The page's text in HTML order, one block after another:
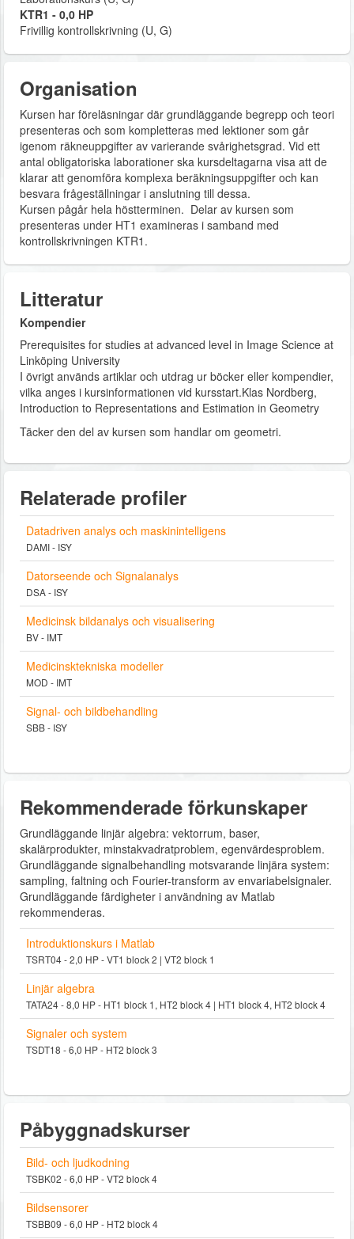
KTR1 - 0,0 HP
Frivillig kontrollskrivning (U, G)
Organisation
Kursen har föreläsningar där grundläggande begrepp och teori
presenteras och som kompletteras med lektioner som går
igenom räkneuppgifter av varierande svårighetsgrad. Vid ett
antal obligatoriska laborationer ska kursdeltagarna visa att de
klarar att genomföra komplexa beräkningsuppgifter och kan
besvara frågeställningar i anslutning till dessa.
Kursen pågår hela höstterminen. Delar av kursen som
presenteras under HT1 examineras i samband med
kontrollskrivningen KTR1.
Litteratur
Kompendier
Prerequisites for studies at advanced level in Image Science at
Linköping University
I övrigt används artiklar och utdrag ur böcker eller kompendier,
vilka anges i kursinformationen vid kursstart.Klas Nordberg,
Introduction to Representations and Estimation in Geometry
Täcker den del av kursen som handlar om geometri.
Relaterade profiler
Datadriven analys och maskinintelligens
DAMI - ISY
Datorseende och Signalanalys
DSA - ISY
Medicinsk bildanalys och visualisering
BV - IMT
Medicinsktekniska modeller
MOD - IMT
Signal- och bildbehandling
SBB - ISY
Rekommenderade förkunskaper
Grundläggande linjär algebra: vektorrum, baser,
skalärprodukter, minstakvadratproblem, egenvärdesproblem.
Grundläggande signalbehandling motsvarande linjära system:
sampling, faltning och Fourier-transform av envariabelsignaler.
Grundläggande färdigheter i användning av Matlab
rekommenderas.
Introduktionskurs i Matlab
TSRT04 - 2,0 HP - VT1 block 2 | VT2 block 1
Linjär algebra
TATA24 - 8,0 HP - HT1 block 1, HT2 block 4 | HT1 block 4, HT2 block 4
Signaler och system
TSDT18 - 6,0 HP - HT2 block 3
Påbyggnadskurser
Bild- och ljudkodning
TSBK02 - 6,0 HP - VT2 block 4
Bildsensorer
TSBB09 - 6,0 HP - HT2 block 4